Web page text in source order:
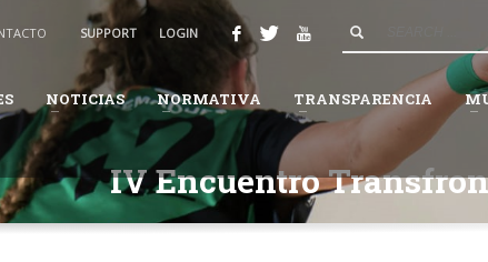
confirmar tu solicitud. Espera a que la
para completar tus datos.
SUPPORT LOGIN
NOTICIAS NORMATIVA TRANSPARENCIA
IV Encuentro